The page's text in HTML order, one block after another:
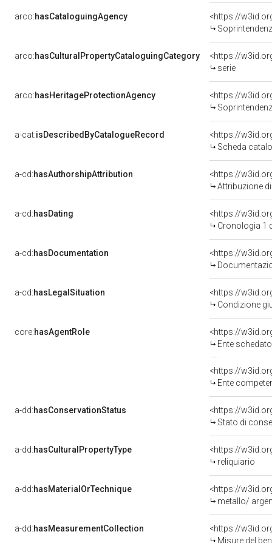
arco:hasCataloguingAgency
<https://
arco:hasCulturalPropertyCataloguingCategory
<https://
serie
arco:hasHeritageProtectionAgency
<https://
a-cat:isDescribedByCatalogueRecord
<https://
Scheda
a-cd:hasAuthorshipAttribution
Attribuzione
a-cd:hasDating
<https://
Cronologia 1
a-cd:hasDocumentation
a-cd:hasLegalSituation
Condizione
core:hasAgentRole
<https://
Ente
<https://
Ente competente per
a-dd:hasConservationStatus
<https://
Stato di
a-dd:hasCulturalPropertyType
<https://
reliquiario
a-dd:hasMaterialOrTechnique
<https://
metallo/
a-dd:hasMeasurementCollection
<https://
Misure del